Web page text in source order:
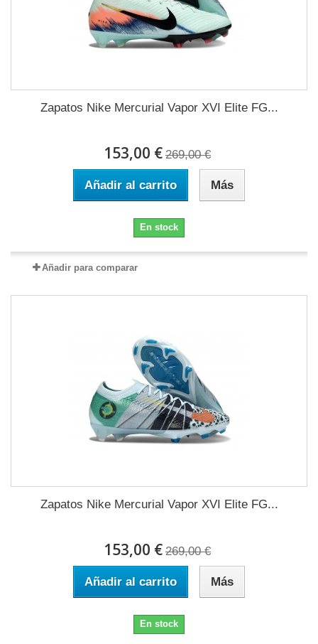
Zapatos Nike Mercurial Vapor XVI Elite FG...
153,00 € 269,00 €
Añadir al carrito Más
En stock
Añadir para comparar
Zapatos Nike Mercurial Vapor XVI Elite FG...
153,00 € 269,00 €
Añadir al carrito Más
En stock